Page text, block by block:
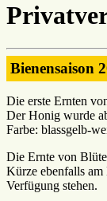
Bienensaison
Die erste Ernten
Der Honig wurde
Farbe: blassgelb-
Die Ernte von
Kürze ebenfalls
Verfügung stehen.